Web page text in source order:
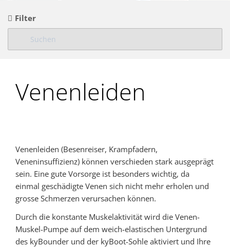
Filter
Venenleiden
Venenleiden (Besenreiser, Krampfadern,
Veneninsuffizienz) können verschieden stark ausgeprägt
sein. Eine gute Vorsorge ist besonders wichtig, da
einmal geschädigte Venen sich nicht mehr erholen und
grosse Schmerzen verursachen können.
Durch die konstante Muskelaktivität wird die Venen-
Muskel-Pumpe auf dem weich-elastischen Untergrund
des kyBounder und der kyBoot-Sohle aktiviert und Ihre